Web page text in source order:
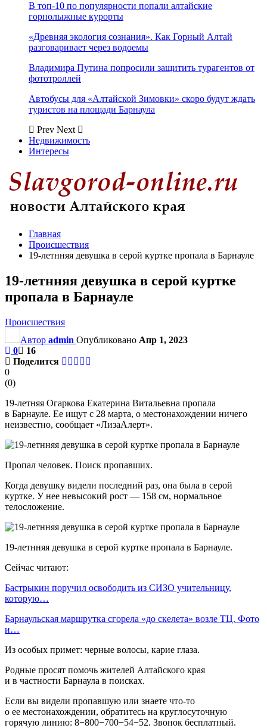
В топ-10 по популярности попали алтайские
горнолыжные курорты
«Древняя экология сознания». Как Горный Алтай
разговаривает через водоемы
Владимира Путина попросили защитить турагентов от
фототроллей
Автобусы для «Алтайской Зимовки» скоро будут ждать
туристов на площади Барнаула
Prev Next
Недвижимость
Интересы
Главная
Происшествия
19-летнняя девушка в серой куртке пропала в Барнауле
19-летнняя девушка в серой куртке
пропала в Барнауле
Происшествия
Автор admin Опубликовано Апр 1, 2023
0
16
Поделится
0
(0)
19-летняя Огаркова Екатерина Витальевна пропала
в Барнауле. Ее ищут с 28 марта, о местонахождении ничего
неизвестно, сообщает «ЛизаАлерт».
Пропал человек. Поиск пропавших.
Когда девушку видели последний раз, она была в серой
куртке. У нее невысокий рост — 158 см, нормальное
телосложение.
19-летнняя девушка в серой куртке пропала в Барнауле.
Сейчас читают:
Бастрыкин поручил освободить из СИЗО учительницу,
которую…
Барнаульская маршрутка сгорела «до скелета» возле ТЦ. Фото
и…
Из особых примет: черные волосы, карие глаза.
Родные просят помочь жителей Алтайского края
и в частности Барнаула в поисках.
Если вы видели пропавшую или знаете что-то
о ее местонахождении, обратитесь на круглосуточную
горячую линию: 8−800−700−54−52. Звонок бесплатный.